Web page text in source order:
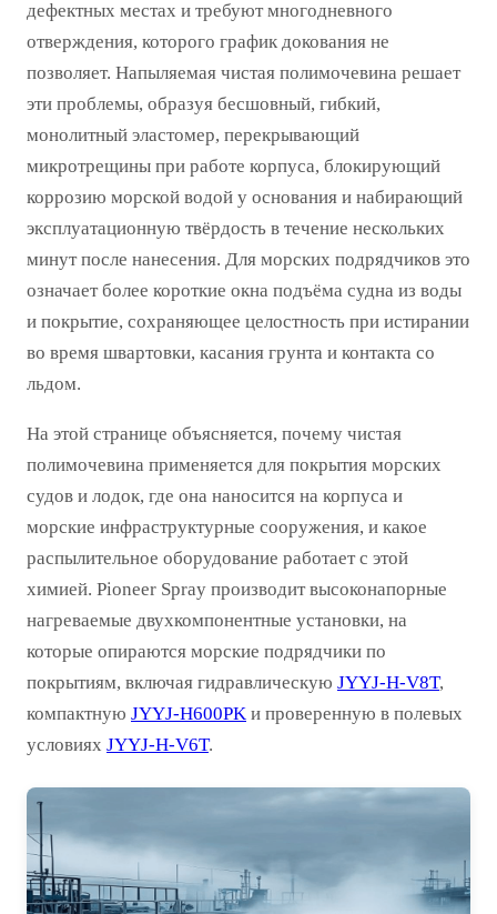
дефектных местах и требуют многодневного
отверждения, которого график докования не
позволяет. Напыляемая чистая полимочевина решает
эти проблемы, образуя бесшовный, гибкий,
монолитный эластомер, перекрывающий
микротрещины при работе корпуса, блокирующий
коррозию морской водой у основания и набирающий
эксплуатационную твёрдость в течение нескольких
минут после нанесения. Для морских подрядчиков это
означает более короткие окна подъёма судна из воды
и покрытие, сохраняющее целостность при истирании
во время швартовки, касания грунта и контакта со
льдом.
На этой странице объясняется, почему чистая
полимочевина применяется для покрытия морских
судов и лодок, где она наносится на корпуса и
морские инфраструктурные сооружения, и какое
распылительное оборудование работает с этой
химией. Pioneer Spray производит высоконапорные
нагреваемые двухкомпонентные установки, на
которые опираются морские подрядчики по
покрытиям, включая гидравлическую JYYJ-H-V8T,
компактную JYYJ-H600PK и проверенную в полевых
условиях JYYJ-H-V6T.